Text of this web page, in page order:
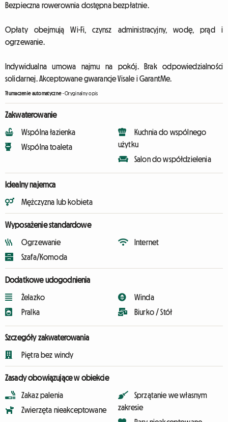
Bezpieczna rowerownia dostępna bezpłatnie.
Opłaty obejmują Wi-Fi, czynsz administracyjny, wodę, prąd i
ogrzewanie.
Indywidualna umowa najmu na pokój. Brak odpowiedzialności
solidarnej. Akceptowane gwarancje Visale i GarantMe.
Tłumaczenie automatyczne-Oryginalny opis
Zakwaterowanie
Wspólna łazienka
Wspólna toaleta
Kuchnia do wspólnego
użytku
Salon do współdzielenia
Idealny najemca
Mężczyzna lub kobieta
Wyposażenie standardowe
Ogrzewanie
Szafa/Komoda
Internet
Dodatkowe udogodnienia
Żelazko
Pralka
Winda
Biurko / Stół
Szczegóły zakwaterowania
Piętra bez windy
Zasady obowiązujące w obiekcie
Zakaz palenia
Zwierzęta nieakceptowane
Sprzątanie we własnym
zakresie